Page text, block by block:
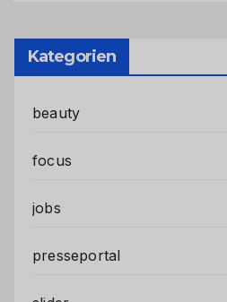
Kategorien
beauty
focus
jobs
presseportal